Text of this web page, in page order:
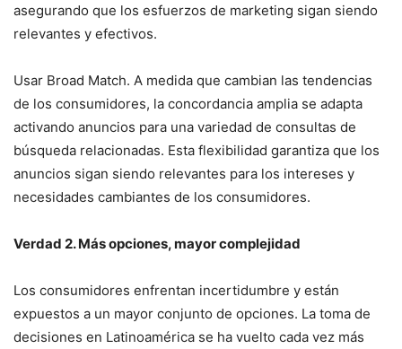
asegurando que los esfuerzos de marketing sigan siendo
relevantes y efectivos.
Usar Broad Match. A medida que cambian las tendencias
de los consumidores, la concordancia amplia se adapta
activando anuncios para una variedad de consultas de
búsqueda relacionadas. Esta flexibilidad garantiza que los
anuncios sigan siendo relevantes para los intereses y
necesidades cambiantes de los consumidores.
Verdad 2. Más opciones, mayor complejidad
Los consumidores enfrentan incertidumbre y están
expuestos a un mayor conjunto de opciones. La toma de
decisiones en Latinoamérica se ha vuelto cada vez más